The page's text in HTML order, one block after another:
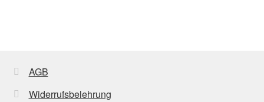
AGB
Widerrufsbelehrung